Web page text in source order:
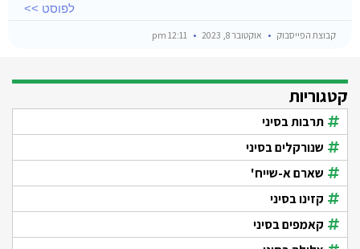
לפוסט >>
קבוצת הפייסבוק אוקטובר 8, 2023
קטגוריות
תרבות בסיני
שנורקלים בסיני
שארם א-שייח'
קזינו בסיני
קאמפים בסיני